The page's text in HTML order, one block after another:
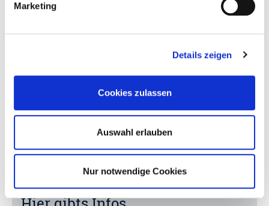
Marketing
Details zeigen
Cookies zulassen
Auswahl erlauben
Nur notwendige Cookies
Die Akademie Überlingen liegt zentral an der Kaiserstraße.
Autor : Akademie Überlingen